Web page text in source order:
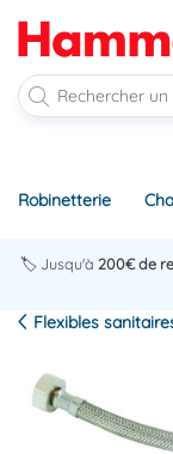
Robinetterie
🏷️ Jusqu'à 200€ de
Flexibles